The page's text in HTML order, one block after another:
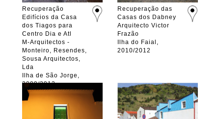
Recuperação
Edifícios da Casa
dos Tiagos para
Centro Dia e Atl
M-Arquitectos -
Monteiro, Resendes,
Sousa Arquitectos,
Lda
Ilha de São Jorge,
2009/2013
Recuperação das
Casas dos Dabney
Arquitecto Victor
Frazão
Ilha do Faial,
2010/2012